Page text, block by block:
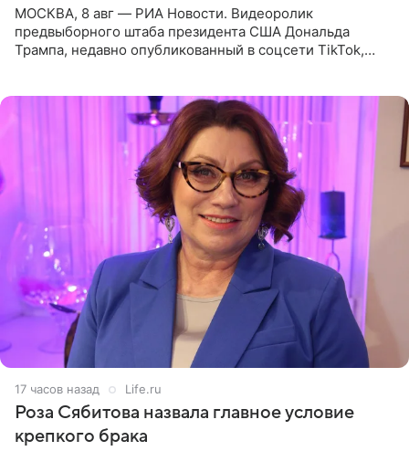
МОСКВА, 8 авг — РИА Новости. Видеоролик
предвыборного штаба президента США Дональда
Трампа, недавно опубликованный в соцсети TikTok,
17 часов назад Life.ru
Роза Сябитова назвала главное условие
крепкого брака